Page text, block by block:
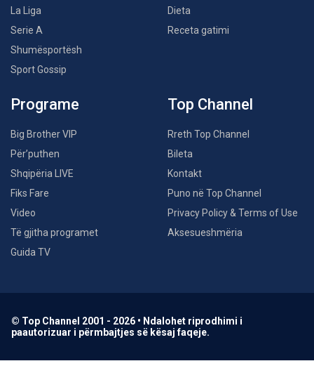
La Liga
Serie A
Shumësportësh
Sport Gossip
Dieta
Receta gatimi
Programe
Big Brother VIP
Për’puthen
Shqipëria LIVE
Fiks Fare
Video
Të gjitha programet
Guida TV
Top Channel
Rreth Top Channel
Bileta
Kontakt
Puno në Top Channel
Privacy Policy & Terms of Use
Aksesueshmëria
© Top Channel 2001 - 2026 • Ndalohet riprodhimi i
paautorizuar i përmbajtjes së kësaj faqeje.